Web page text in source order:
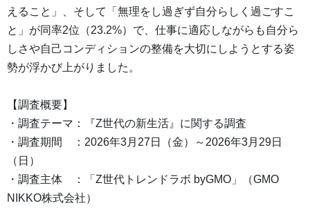
えること」、そして「無理をし過ぎず自分らしく過ごすこ
と」が同率2位（23.2%）で、仕事に適応しながらも自分ら
しさや自己コンディションの整備を大切にしようとする姿
勢が浮かび上がりました。
【調査概要】
・調査テーマ：『Z世代の新生活』に関する調査
・調査期間 ：2026年3月27日（金）～2026年3月29日
（日）
・調査主体 ：「Z世代トレンドラボ byGMO」（GMO
NIKKO株式会社）